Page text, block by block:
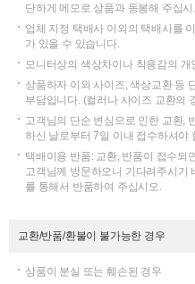
단하게 메모로 상품과 동봉해 주십시
업체 지정 택배사 이외의 택배사를
가 있을 수 있습니다.
모니터상의 색상차이나 착용감의
상품하자 이외 사이즈, 색상교환 등
부담입니다. (컬러나 사이즈 교환의
고객님의 단순 변심으로 인한 교환,
하신 날로부터 7일 이내 접수하셔야
택배이용 반품: 교환, 반품이 접수되
고객님께 방문하오니 기다려주시기
를 통해서 반품하여 주십시오.
교환/반품/환불이 불가능한 경우
상품이 분실 또는 훼손된 경우